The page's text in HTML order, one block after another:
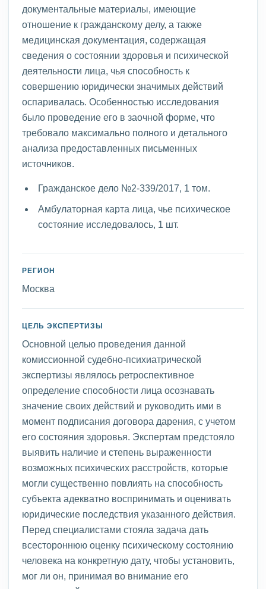
документальные материалы, имеющие
отношение к гражданскому делу, а также
медицинская документация, содержащая
сведения о состоянии здоровья и психической
деятельности лица, чья способность к
совершению юридически значимых действий
оспаривалась. Особенностью исследования
было проведение его в заочной форме, что
требовало максимально полного и детального
анализа предоставленных письменных
источников.
Гражданское дело №2-339/2017, 1 том.
Амбулаторная карта лица, чье психическое
состояние исследовалось, 1 шт.
РЕГИОН
Москва
ЦЕЛЬ ЭКСПЕРТИЗЫ
Основной целью проведения данной
комиссионной судебно-психиатрической
экспертизы являлось ретроспективное
определение способности лица осознавать
значение своих действий и руководить ими в
момент подписания договора дарения, с учетом
его состояния здоровья. Экспертам предстояло
выявить наличие и степень выраженности
возможных психических расстройств, которые
могли существенно повлиять на способность
субъекта адекватно воспринимать и оценивать
юридические последствия указанного действия.
Перед специалистами стояла задача дать
всестороннюю оценку психическому состоянию
человека на конкретную дату, чтобы установить,
мог ли он, принимая во внимание его